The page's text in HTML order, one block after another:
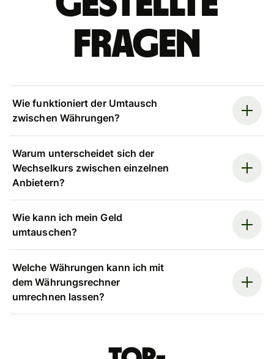
Fragen
Wie funktioniert der Umtausch
zwischen Währungen?
Warum unterscheidet sich der
Wechselkurs zwischen einzelnen
Anbietern?
Wie kann ich mein Geld
umtauschen?
Welche Währungen kann ich mit
dem Währungsrechner
umrechnen lassen?